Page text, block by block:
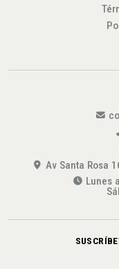
Av Santa Rosa
Lunes